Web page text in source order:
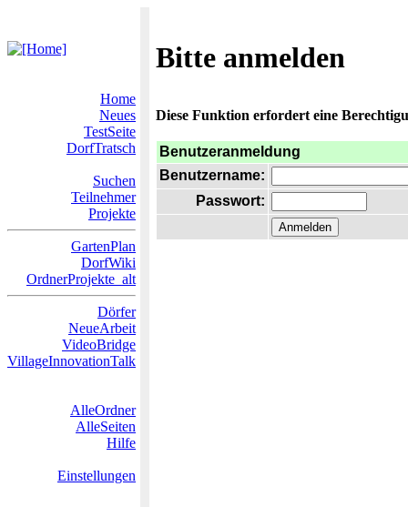
Bitte anmelden
Home
Neues
TestSeite
DorfTratsch
Suchen
Teilnehmer
Projekte
GartenPlan
DorfWiki
OrdnerProjekte_alt
Dörfer
NeueArbeit
VideoBridge
VillageInnovationTalk
AlleOrdner
AlleSeiten
Hilfe
Einstellungen
Diese Funktion erfordert eine
Benutzeranmeldung
Benutzername:
Passwort: